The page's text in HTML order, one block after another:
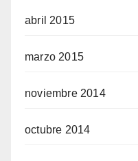
abril 2015
marzo 2015
noviembre 2014
octubre 2014